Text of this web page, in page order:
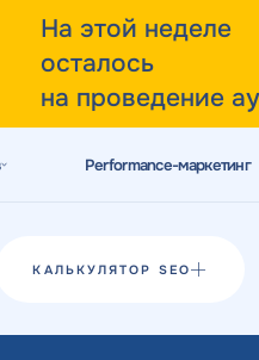
На этой неделе
осталось
на проведение
Performance-маркетинг
КАЛЬКУЛЯТОР SEO